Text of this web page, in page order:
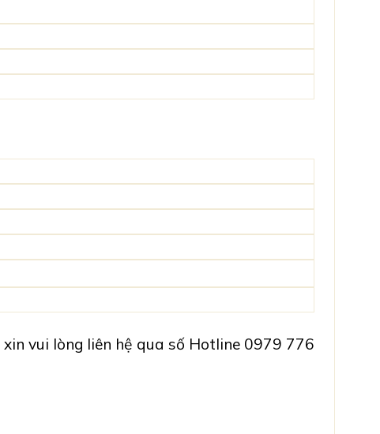
xin vui lòng liên hệ qua số Hotline 0979 776